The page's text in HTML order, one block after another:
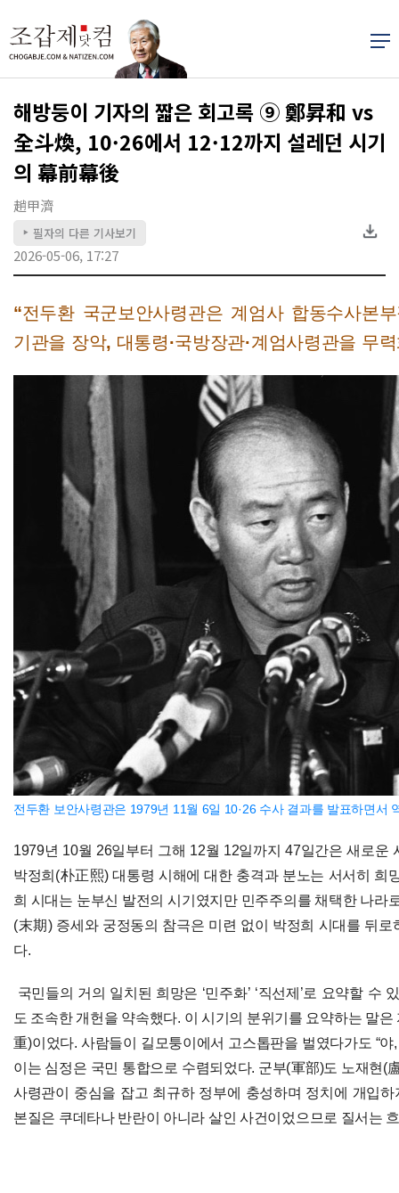
해방둥이 기자의 짧은 회고록 ⑨ 鄭昇和 vs
全斗煥, 10·26에서 12·12까지 설레던 시기
의 幕前幕後
趙甲濟
▶ 필자의 다른 기사보기
2026-05-06, 17:27
“전두환 국군보안사령관은 계엄사 합동수사본
기관을 장악, 대통령·국방장관·계엄사령관을 무
전두환 보안사령관은 1979년 11월 6일 10·26 수사 결과를 발표하면서
1979년 10월 26일부터 그해 12월 12일까지 47일간은 새로운
박정희(朴正熙) 대통령 시해에 대한 충격과 분노는 서서히 희
희 시대는 눈부신 발전의 시기였지만 민주주의를 채택한 나라
(末期) 증세와 궁정동의 참극은 미련 없이 박정희 시대를 뒤
다.
국민들의 거의 일치된 희망은 ‘민주화’ ‘직선제’로 요약할 수
도 조속한 개헌을 약속했다. 이 시기의 분위기를 요약하는 말
重)이었다. 사람들이 길모퉁이에서 고스톱판을 벌였다가도 “
이는 심정은 국민 통합으로 수렴되었다. 군부(軍部)도 노재현(
사령관이 중심을 잡고 최규하 정부에 충성하며 정치에 개입
본질은 쿠데타나 반란이 아니라 살인 사건이었으므로 질서는